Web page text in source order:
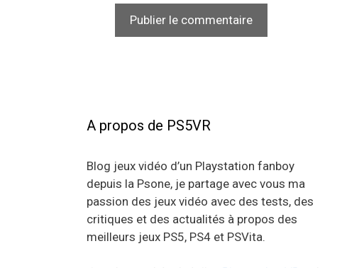
A propos de PS5VR
Blog jeux vidéo d’un Playstation fanboy
depuis la Psone, je partage avec vous ma
passion des jeux vidéo avec des tests, des
critiques et des actualités à propos des
meilleurs jeux PS5, PS4 et PSVita.